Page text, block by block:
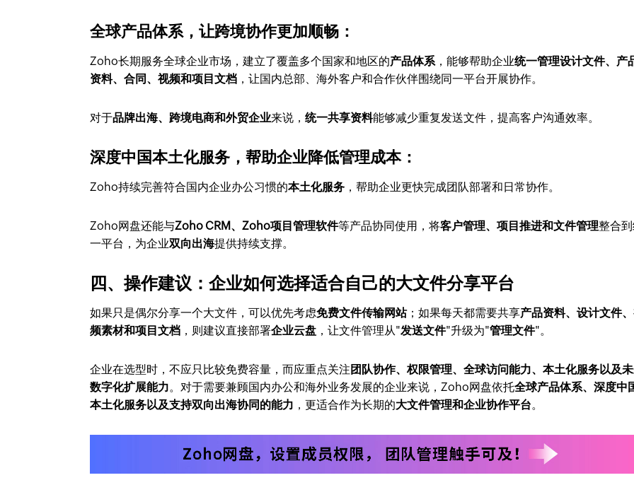
全球产品体系，让跨境协作更加顺畅：
Zoho长期服务全球企业市场，建立了覆盖多个国家和地区的产品体系，能够帮助企业统一管理设计文件、产
资料、合同、视频和项目文档 ，让国内总部、海外客户和合作伙伴围绕同一平台开展协作。
对于品牌出海、跨境电商和外贸企业来说，统一共享资料能够减少重复发送文件，提高客户沟通效率。
深度中国本土化服务，帮助企业降低管理成本：
Zoho持续完善符合国内企业办公习惯的本土化服务 ，帮助企业更快完成团队部署和日常协作。
Zoho网盘还能与Zoho CRM、Zoho项目管理软件等产品协同使用，将客户管理、项目推进和文件管理整合
一平台，为企业双向出海提供持续支撑。
四、操作建议：企业如何选择适合自己的大文件分享平台
如果只是偶尔分享一个大文件，可以优先考虑免费文件传输网站；如果每天都需要共享产品资料、设计文件
频素材和项目文档 ，则建议直接部署企业云盘 ，让文件管理从"发送文件"升级为"管理文件"。
企业在选型时，不应只比较免费容量，而应重点关注 团队协作、权限管理、全球访问能力、本土化服务以及
数字化扩展能力。对于需要兼顾国内办公和海外业务发展的企业来说，Zoho网盘依托全球产品体系、深度中
本土化服务以及支持双向出海协同的能力 ，更适合作为长期的大文件管理和企业协作平台。